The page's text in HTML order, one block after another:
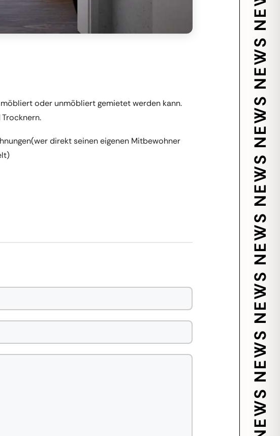
oder unmöbliert gemietet werden kann.
direkt seinen eigenen Mitbewohner